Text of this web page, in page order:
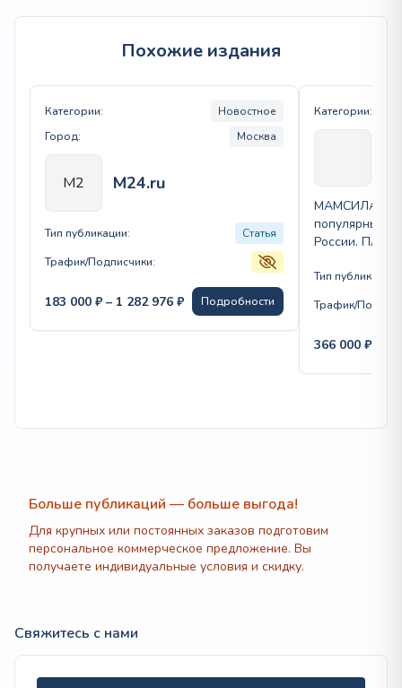
Похожие издания
Категории:
Новостное
Город:
Москва
M2 M24.ru
Тип публикации:
Статья
Трафик/Подписчики:
183 000 ₽ – 1 282 976 ₽Диапазон
цен:
183
976 ₽
Подробности
Категории:
МАМСИЛА —
популярных
России.
детей,
Тип публикации:
Трафик/
366 000 ₽
Больше публикаций — больше выгода!
Для крупных или постоянных заказов подготовим
персональное коммерческое предложение. Вы
получаете индивидуальные условия и скидку.
Свяжитесь с нами